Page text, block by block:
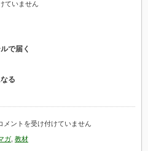
ていません
で届く
る
メントを受け付けていません
ガ 教材